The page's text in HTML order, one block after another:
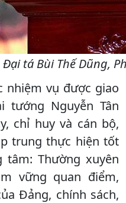
Đại tá Bùi Thế Dũng,
nhiệm vụ được giao
Nguyễn Tân
chỉ huy và cán bộ,
trung thực hiện tốt
Thường xuyên
vững quan điểm,
Đảng, chính sách,